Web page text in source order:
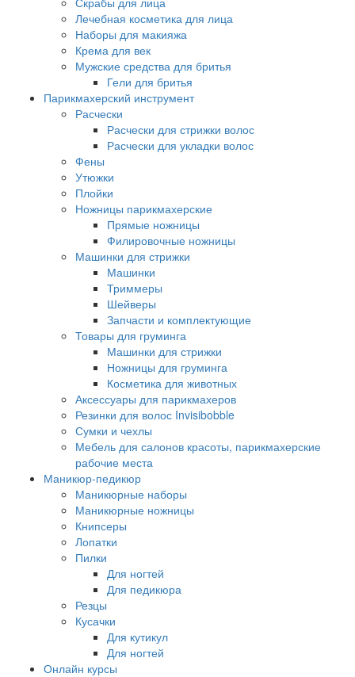
Лечебная косметика для лица
Наборы для макияжа
Крема для век
Мужские средства для бритья
Гели для бритья
Парикмахерский инструмент
Расчески
Расчески для стрижки волос
Расчески для укладки волос
Фены
Утюжки
Плойки
Ножницы парикмахерские
Прямые ножницы
Филировочные ножницы
Машинки для стрижки
Машинки
Триммеры
Шейверы
Запчасти и комплектующие
Товары для груминга
Машинки для стрижки
Ножницы для груминга
Косметика для животных
Аксессуары для парикмахеров
Резинки для волос Invisibobble
Сумки и чехлы
Мебель для салонов красоты, парикмахерские
рабочие места
Маникюр-педикюр
Маникюрные наборы
Маникюрные ножницы
Книпсеры
Лопатки
Пилки
Для ногтей
Для педикюра
Резцы
Кусачки
Для кутикул
Для ногтей
Онлайн курсы